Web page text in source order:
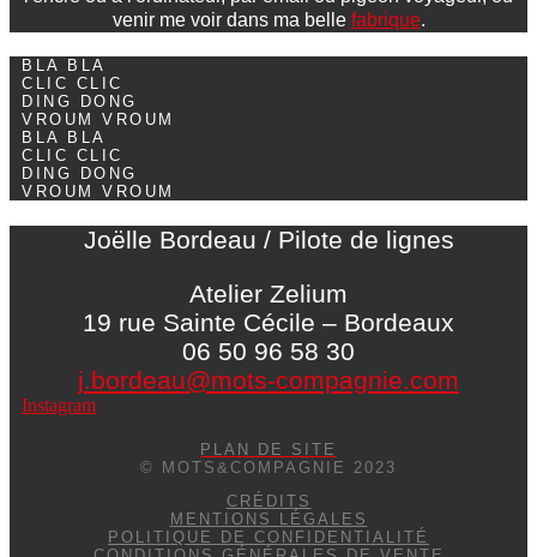
venir me voir dans ma belle fabrique.
BLA BLA
CLIC CLIC
DING DONG
VROUM VROUM
BLA BLA
CLIC CLIC
DING DONG
VROUM VROUM
Joëlle Bordeau / Pilote de lignes
Atelier Zelium
19 rue Sainte Cécile – Bordeaux
06 50 96 58 30
j.bordeau@mots-compagnie.com
Instagram
PLAN DE SITE
© MOTS&COMPAGNIE 2023
CRÉDITS
MENTIONS LÉGALES
POLITIQUE DE CONFIDENTIALITÉ